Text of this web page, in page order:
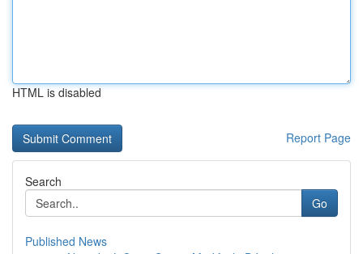
HTML is disabled
Report Page
Search
Go
Published News